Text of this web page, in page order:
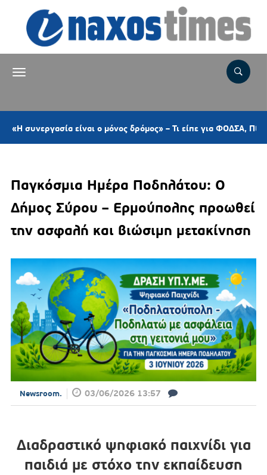
είναι ο μόνος δρόμος» – Τι είπε για ΦΟΔΣΑ, ΠΕΔ, το
Παγκόσμια Ημέρα Ποδηλάτου: Ο
Δήμος Σύρου – Ερμούπολης προωθεί
την ασφαλή και βιώσιμη μετακίνηση
Newsroom. 03/06/2026 13:57
Διαδραστικό ψηφιακό παιχνίδι για
παιδιά με στόχο την εκπαίδευση